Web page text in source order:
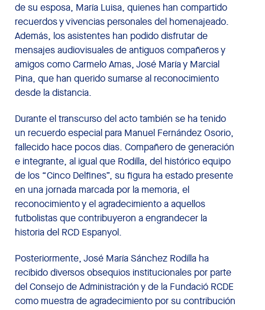
de su esposa, María Luisa, quienes han compartido
recuerdos y vivencias personales del homenajeado.
Además, los asistentes han podido disfrutar de
mensajes audiovisuales de antiguos compañeros y
amigos como Carmelo Amas, José María y Marcial
Pina, que han querido sumarse al reconocimiento
desde la distancia.
Durante el transcurso del acto también se ha tenido
un recuerdo especial para Manuel Fernández Osorio,
fallecido hace pocos días. Compañero de generación
e integrante, al igual que Rodilla, del histórico equipo
de los “Cinco Delfines”, su figura ha estado presente
en una jornada marcada por la memoria, el
reconocimiento y el agradecimiento a aquellos
futbolistas que contribuyeron a engrandecer la
historia del RCD Espanyol.
Posteriormente, José María Sánchez Rodilla ha
recibido diversos obsequios institucionales por parte
del Consejo de Administración y de la Fundació RCDE
como muestra de agradecimiento por su contribución